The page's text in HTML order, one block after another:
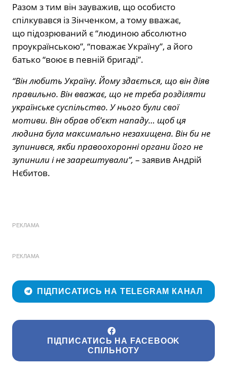
Разом з тим він зауважив, що особисто
спілкувався із Зінченком, а тому вважає,
що підозрюваний є “людиною абсолютно
проукраїнською”, “поважає Україну”, а його
батько “воює в певній бригаді”.
“Він любить Україну. Йому здається, що він діяв
правильно. Він вважає, що не треба розділяти
українське суспільство. У нього були свої
мотиви. Він обрав об’єкт нападу… щоб ця
людина була максимально незахищена. Він би не
зупинився, якби правоохоронні органи його не
зупинили і не заарештували”, – заявив Андрій
Нєбитов.
РЕКЛАМА
РЕКЛАМА
ПІДПИСАТИСЬ НА TELEGRAM КАНАЛ
ПІДПИСАТИСЬ НА FACEBOOK
СПІЛЬНОТУ